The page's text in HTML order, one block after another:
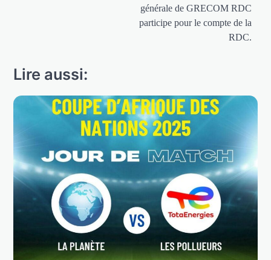
générale de GRECOM RDC
participe pour le compte de la
RDC.
Lire aussi: